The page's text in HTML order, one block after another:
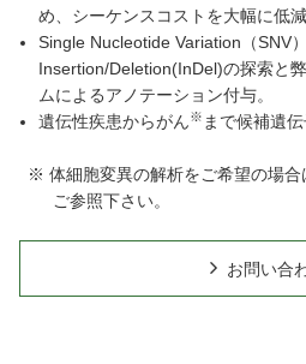
め、シーケンスコストを大幅に低減
Single Nucleotide Variation（SNV
Insertion/Deletion(InDel)の探索と
ムによるアノテーション付与。
遺伝性疾患からがん※ まで候補遺
※ 体細胞変異の解析をご希望の場合
ご参照下さい。
お問い合